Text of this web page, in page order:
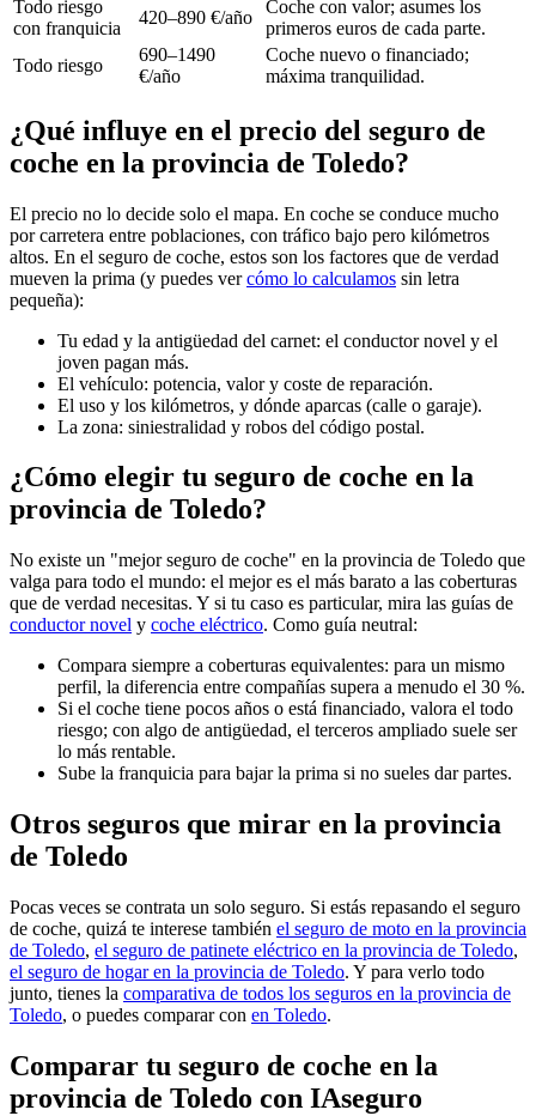
Todo riesgo
con franquicia
420–890 €/año
Coche con valor; asumes los
primeros euros de cada parte.
Todo riesgo
690–1490
€/año
Coche nuevo o financiado;
máxima tranquilidad.
¿Qué influye en el precio del seguro de
coche en la provincia de Toledo?
El precio no lo decide solo el mapa. En coche se conduce mucho
por carretera entre poblaciones, con tráfico bajo pero kilómetros
altos. En el seguro de coche, estos son los factores que de verdad
mueven la prima (y puedes vercómo lo calculamos sin letra
pequeña):
Tu edad y la antigüedad del carnet: el conductor novel y el
joven pagan más.
El vehículo: potencia, valor y coste de reparación.
El uso y los kilómetros, y dónde aparcas (calle o garaje).
La zona: siniestralidad y robos del código postal.
¿Cómo elegir tu seguro de coche en la
provincia de Toledo?
No existe un "mejor seguro de coche" en la provincia de Toledo que
valga para todo el mundo: el mejor es el más barato a las coberturas
que de verdad necesitas. Y si tu caso es particular, mira las guías de
conductor novel y coche eléctrico. Como guía neutral:
Compara siempre a coberturas equivalentes: para un mismo
perfil, la diferencia entre compañías supera a menudo el 30 %.
Si el coche tiene pocos años o está financiado, valora el todo
riesgo; con algo de antigüedad, el terceros ampliado suele ser
lo más rentable.
Sube la franquicia para bajar la prima si no sueles dar partes.
Otros seguros que mirar en la provincia
de Toledo
Pocas veces se contrata un solo seguro. Si estás repasando el seguro
de coche, quizá te interese también el seguro de moto en la provincia
de Toledo, el seguro de patinete eléctrico en la provincia de Toledo,
el seguro de hogar en la provincia de Toledo. Y para verlo todo
junto, tienes la comparativa de todos los seguros en la provincia de
Toledo, o puedes comparar con en Toledo.
Comparar tu seguro de coche en la
provincia de Toledo con IAseguro